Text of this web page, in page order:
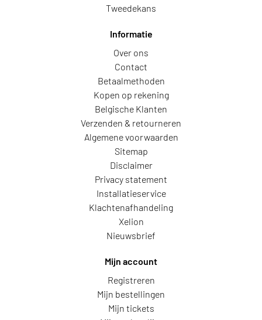
Tweedekans
Informatie
Over ons
Contact
Betaalmethoden
Kopen op rekening
Belgische Klanten
Verzenden & retourneren
Algemene voorwaarden
Sitemap
Disclaimer
Privacy statement
Installatieservice
Klachtenafhandeling
Xelion
Nieuwsbrief
Mijn account
Registreren
Mijn bestellingen
Mijn tickets